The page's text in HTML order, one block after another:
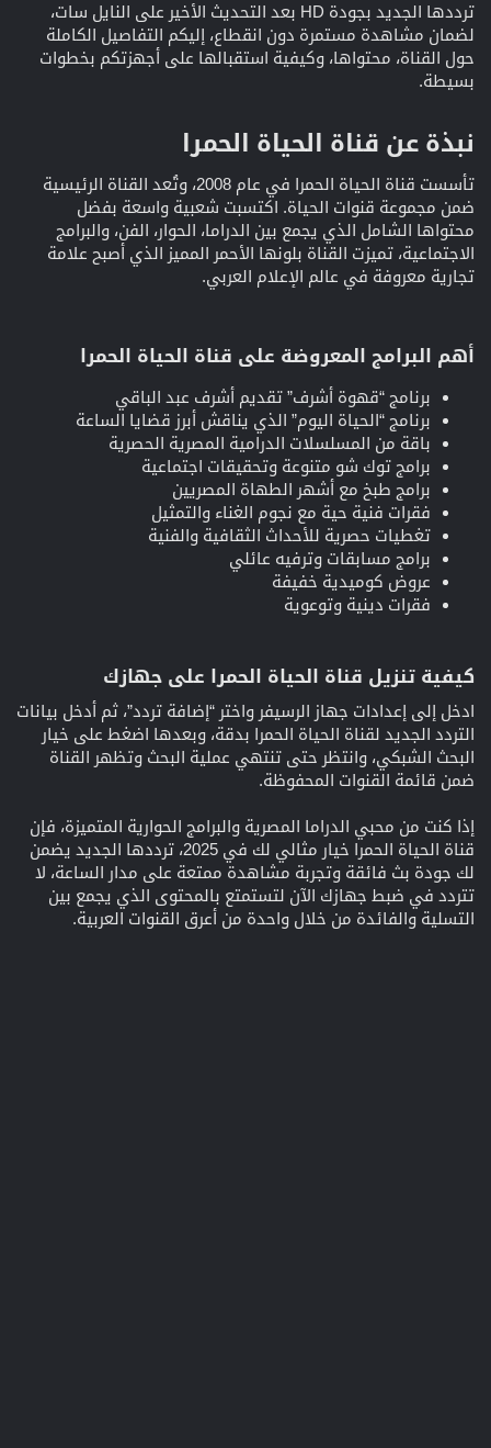
ترددها الجديد بجودة HD بعد التحديث الأخير على النايل سات،
لضمان مشاهدة مستمرة دون انقطاع، إليكم التفاصيل الكاملة
حول القناة، محتواها، وكيفية استقبالها على أجهزتكم بخطوات
بسيطة.
نبذة عن قناة الحياة الحمرا
تأسست قناة الحياة الحمرا في عام 2008، وتُعد القناة الرئيسية
ضمن مجموعة قنوات الحياة. اكتسبت شعبية واسعة بفضل
محتواها الشامل الذي يجمع بين الدراما، الحوار، الفن، والبرامج
الاجتماعية، تميزت القناة بلونها الأحمر المميز الذي أصبح علامة
تجارية معروفة في عالم الإعلام العربي.
أهم البرامج المعروضة على قناة الحياة الحمرا
برنامج “قهوة أشرف” تقديم أشرف عبد الباقي
برنامج “الحياة اليوم” الذي يناقش أبرز قضايا الساعة
باقة من المسلسلات الدرامية المصرية الحصرية
برامج توك شو متنوعة وتحقيقات اجتماعية
برامج طبخ مع أشهر الطهاة المصريين
فقرات فنية حية مع نجوم الغناء والتمثيل
تغطيات حصرية للأحداث الثقافية والفنية
برامج مسابقات وترفيه عائلي
عروض كوميدية خفيفة
فقرات دينية وتوعوية
كيفية تنزيل قناة الحياة الحمرا على جهازك
ادخل إلى إعدادات جهاز الرسيفر واختر “إضافة تردد”، ثم أدخل بيانات
التردد الجديد لقناة الحياة الحمرا بدقة، وبعدها اضغط على خيار
البحث الشبكي، وانتظر حتى تنتهي عملية البحث وتظهر القناة
ضمن قائمة القنوات المحفوظة.
إذا كنت من محبي الدراما المصرية والبرامج الحوارية المتميزة، فإن
قناة الحياة الحمرا خيار مثالي لك في 2025، ترددها الجديد يضمن
لك جودة بث فائقة وتجربة مشاهدة ممتعة على مدار الساعة، لا
تتردد في ضبط جهازك الآن لتستمتع بالمحتوى الذي يجمع بين
التسلية والفائدة من خلال واحدة من أعرق القنوات العربية.